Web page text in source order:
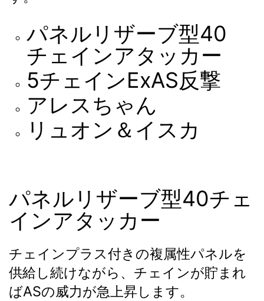
パネルリザーブ型40
チェインアタッカー
5チェインExAS反撃
アレスちゃん
リュオン＆イスカ
パネルリザーブ型40チェ
インアタッカー
チェインプラス付きの複属性パネルを
供給し続けながら、チェインが貯まれ
ばASの威力が急上昇します。